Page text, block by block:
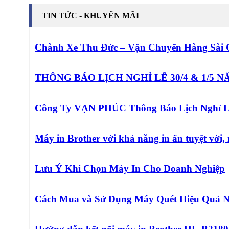
TIN TỨC - KHUYẾN MÃI
Chành Xe Thu Đức – Vận Chuyển Hàng
THÔNG BÁO LỊCH NGHỈ LỄ 30/4 & 1/5
Công Ty VẠN PHÚC Thông Báo Lịch Nghỉ
Máy in Brother với khả năng in ấn tuyệt vời,
Lưu Ý Khi Chọn Máy In Cho Doanh Nghiệp
Cách Mua và Sử Dụng Máy Quét Hiệu Quả